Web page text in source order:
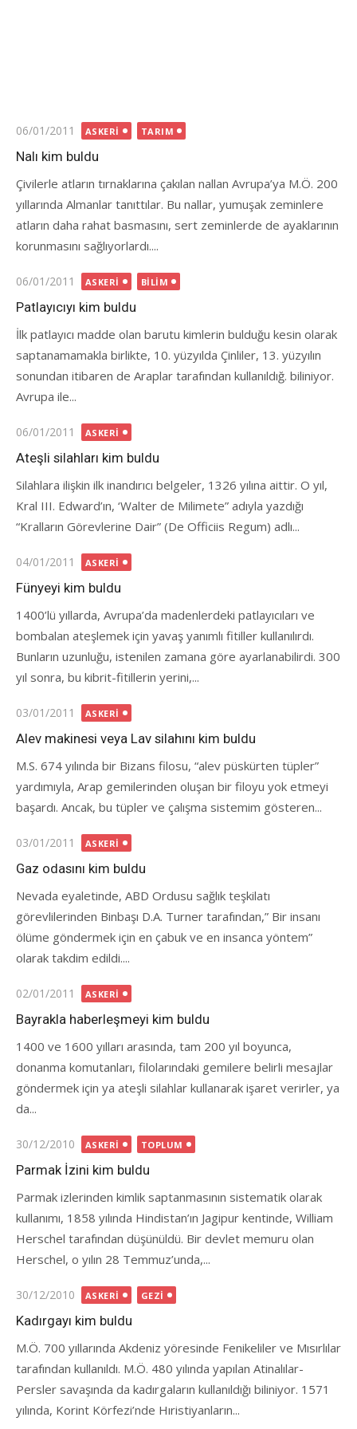
Posted
on
06/01/2011 ASKERI TARIM
Nalı kim buldu
Çivilerle atların tırnaklarına çakılan nallan Avrupa’ya M.Ö. 200
yıllarında Almanlar tanıttılar. Bu nallar, yumuşak zeminlere
atların daha rahat basmasını, sert zeminlerde de ayaklarının
korunmasını sağlıyorlardı....
Posted
on
06/01/2011 ASKERI BILIM
Patlayıcıyı kim buldu
İlk patlayıcı madde olan barutu kimlerin bulduğu kesin olarak
saptanamamakla birlikte, 10. yüzyılda Çinliler, 13. yüzyılın
sonundan itibaren de Araplar tarafından kullanıldığ. biliniyor.
Avrupa ile...
Posted
on
06/01/2011 ASKERI
Ateşli silahları kim buldu
Silahlara ilişkin ilk inandırıcı belgeler, 1326 yılına aittir. O yıl,
Kral III. Edward’ın, ‘Walter de Milimete” adıyla yazdığı
“Kralların Görevlerine Dair” (De Officiis Regum) adlı...
Posted
on
04/01/2011 ASKERI
Fünyeyi kim buldu
1400’lü yıllarda, Avrupa’da madenlerdeki patlayıcıları ve
bombalan ateşlemek için yavaş yanımlı fitiller kullanılırdı.
Bunların uzunluğu, istenilen zamana göre ayarlanabilirdi. 300
yıl sonra, bu kibrit-fitillerin yerini,...
Posted
on
03/01/2011 ASKERI
Alev makinesi veya Lav silahını kim buldu
M.S. 674 yılında bir Bizans filosu, “alev püskürten tüpler”
yardımıyla, Arap gemilerinden oluşan bir filoyu yok etmeyi
başardı. Ancak, bu tüpler ve çalışma sistemim gösteren...
Posted
on
03/01/2011 ASKERI
Gaz odasını kim buldu
Nevada eyaletinde, ABD Ordusu sağlık teşkilatı
görevlilerinden Binbaşı D.A. Turner tarafından,” Bir insanı
ölüme göndermek için en çabuk ve en insanca yöntem”
olarak takdim edildi....
Posted
on
02/01/2011 ASKERI
Bayrakla haberleşmeyi kim buldu
1400 ve 1600 yılları arasında, tam 200 yıl boyunca,
donanma komutanları, filolarındaki gemilere belirli mesajlar
göndermek için ya ateşli silahlar kullanarak işaret verirler, ya
da...
Posted
on
30/12/2010 ASKERI TOPLUM
Parmak İzini kim buldu
Parmak izlerinden kimlik saptanmasının sistematik olarak
kullanımı, 1858 yılında Hindistan’ın Jagipur kentinde, William
Herschel tarafından düşünüldü. Bir devlet memuru olan
Herschel, o yılın 28 Temmuz’unda,...
Posted
on
30/12/2010 ASKERI GEZI
Kadırgayı kim buldu
M.Ö. 700 yıllarında Akdeniz yöresinde Fenikeliler ve Mısırlılar
tarafından kullanıldı. M.Ö. 480 yılında yapılan Atinalılar-
Persler savaşında da kadırgaların kullanıldığı biliniyor. 1571
yılında, Korint Körfezi’nde Hıristiyanların...